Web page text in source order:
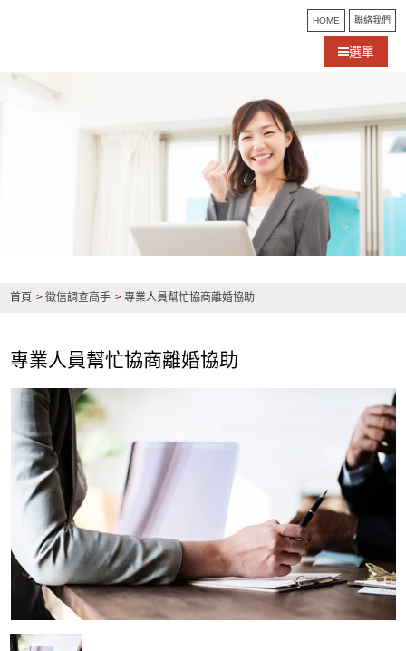
HOME 聯絡我們
選單
首頁 徵信調查高手 專業人員幫忙協商離婚協助
專業人員幫忙協商離婚協助